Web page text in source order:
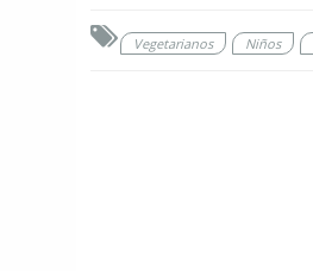
Vegetarianos Niños